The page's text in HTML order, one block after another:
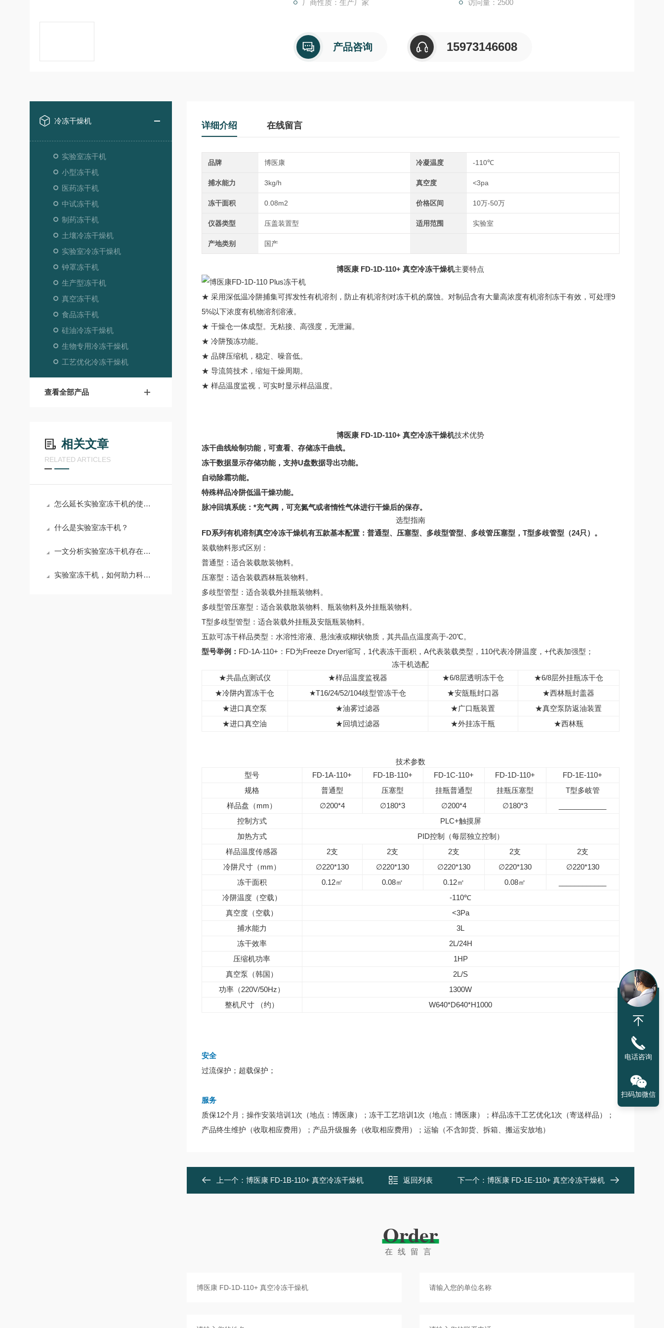
厂商性质：生产厂家 访问量：2500
产品咨询 15973146608
冷冻干燥机
实验室冻干机
小型冻干机
医药冻干机
中试冻干机
制药冻干机
土壤冷冻干燥机
实验室冷冻干燥机
钟罩冻干机
生产型冻干机
真空冻干机
食品冻干机
硅油冷冻干燥机
生物专用冷冻干燥机
工艺优化冷冻干燥机
查看全部产品
相关文章
RELATED ARTICLES
怎么延长实验室冻干机的使用寿命
什么是实验室冻干机？
一文分析实验室冻干机存在的意义
实验室冻干机，如何助力科研新突破？
详细介绍 在线留言
品牌 博医康 冷凝温度 -110℃
捕水能力 3kg/h 真空度 <3pa
冻干面积 0.08m2 价格区间 10万-50万
仪器类型 压盖装置型 适用范围 实验室
产地类别 国产
博医康 FD-1D-110+ 真空冷冻干燥机主要特点
★ 采用深低温冷阱捕集可挥发性有机溶剂，防止有机溶剂对冻干机的腐蚀。对制品含有大量高浓度有机溶剂冻干有效，可处理9
5%以下浓度有机物溶剂溶液。
★ 干燥仓一体成型。无粘接、高强度，无泄漏。
★ 冷阱预冻功能。
★ 品牌压缩机，稳定、噪音低。
★ 导流筒技术，缩短干燥周期。
★ 样品温度监视，可实时显示样品温度。
博医康 FD-1D-110+ 真空冷冻干燥机技术优势
冻干曲线绘制功能，可查看、存储冻干曲线。
冻干数据显示存储功能，支持U盘数据导出功能。
自动除霜功能。
特殊样品冷阱低温干燥功能。
脉冲回填系统：*充气阀，可充氮气或者惰性气体进行干燥后的保存。
选型指南
FD系列有机溶剂真空冷冻干燥机有五款基本配置：普通型、压塞型、多歧型管型、多歧管压塞型，T型多歧管型（24只）。
装载物料形式区别：
普通型：适合装载散装物料。
压塞型：适合装载西林瓶装物料。
多歧型管型：适合装载外挂瓶装物料。
多歧型管压塞型：适合装载散装物料、瓶装物料及外挂瓶装物料。
T型多歧型管型：适合装载外挂瓶及安瓿瓶装物料。
五款可冻干样品类型：水溶性溶液、悬浊液或糊状物质，其共晶点温度高于-20℃。
型号举例： FD-1A-110+：FD为Freeze Dryer缩写，1代表冻干面积，A代表装载类型，110代表冷阱温度，+代表加强型；
冻干机选配
★共晶点测试仪
★样品温度监视器 ★6/8层透明冻干仓
★6/8层外挂瓶冻干仓
★冷阱内置冻干仓
★T16/24/52/104歧型管冻干仓 ★安瓿瓶封口器
★西林瓶封盖器
★进口真空泵
★油雾过滤器 ★广口瓶装置
★真空泵防返油装置
★进口真空油
★回填过滤器 ★外挂冻干瓶 ★西林瓶
技术参数
型号
FD-1A-110+ FD-1B-110+ FD-1C-110+ FD-1D-110+
FD-1E-110+
规格
普通型 压塞型 挂瓶普通型 挂瓶压塞型
T型多岐管
样品盘（mm）
∅200*4 ∅180*3 ∅200*4 ∅180*3
控制方式
PLC+触摸屏
加热方式
PID控制（每层独立控制）
样品温度传感器
2支 2支 2支 2支
2支
冷阱尺寸（mm）
∅220*130 ∅220*130 ∅220*130 ∅220*130
∅220*130
冻干面积
0.12㎡ 0.08㎡ 0.12㎡ 0.08㎡
冷阱温度（空载）
-110℃
真空度（空载）
<3Pa
捕水能力
3L
冻干效率
2L/24H
压缩机功率
1HP
真空泵（韩国）
2L/S
功率（220V/50Hz）
1300W
整机尺寸 （约）
W640*D640*H1000
安全
过流保护；超载保护；
服务
质保12个月；操作安装培训1次（地点：博医康）；冻干工艺培训1次（地点：博医康）；样品冻干工艺优化1次（寄送样品）；
产品终生维护（收取相应费用）；产品升级服务（收取相应费用）；运输（不含卸货、拆箱、搬运安放地）
上一个： 博医康 FD-1B-110+ 真空冷冻干燥机 返回列表 下一个： 博医康 FD-1E-110+ 真空冷冻干燥机
Order
在线留言
电话咨询
扫码加微信